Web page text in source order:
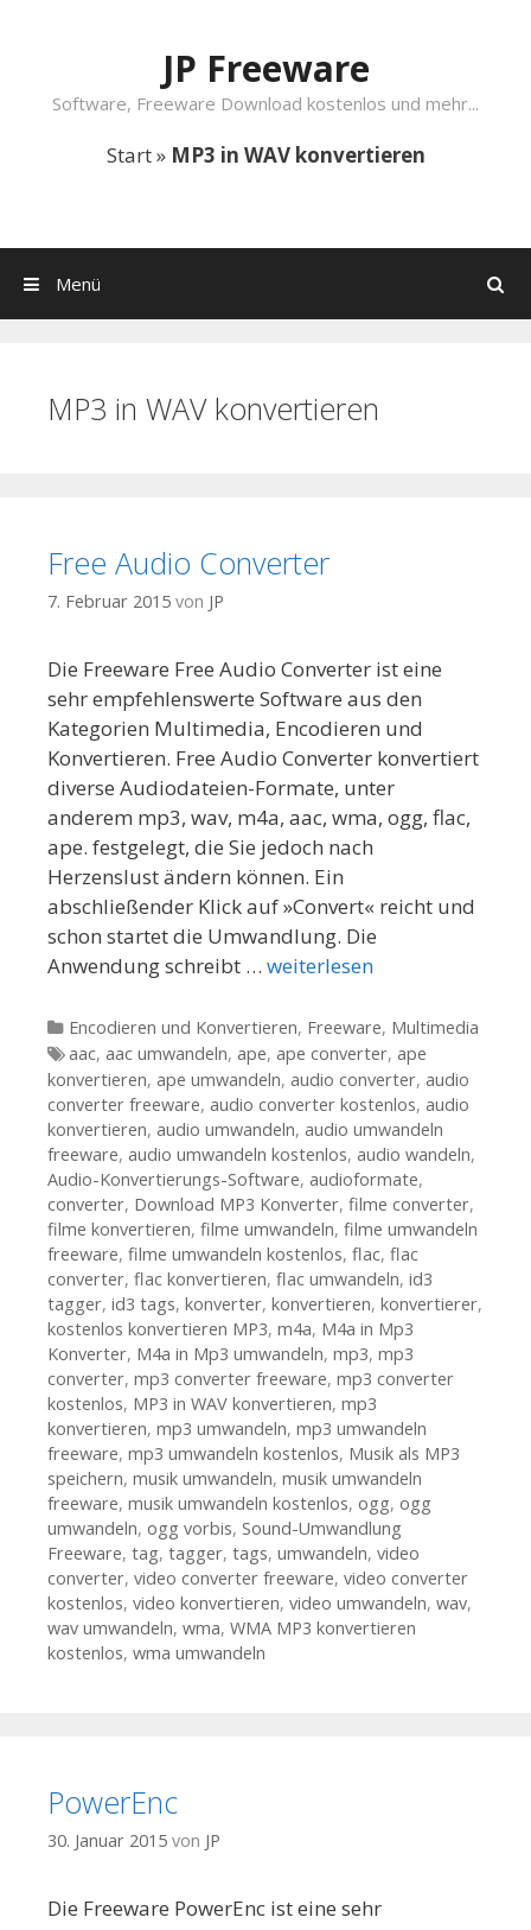
JP Freeware
Software, Freeware Download kostenlos und mehr...
Start» MP3 in WAV konvertieren
Suchen
Menü
MP3 in WAV konvertieren
Free Audio Converter
7. Februar 2015 von JP
Die Freeware Free Audio Converter ist eine
sehr empfehlenswerte Software aus den
Kategorien Multimedia, Encodieren und
Konvertieren. Free Audio Converter konvertiert
diverse Audiodateien-Formate, unter
anderem mp3, wav, m4a, aac, wma, ogg, flac,
ape. festgelegt, die Sie jedoch nach
Herzenslust ändern können. Ein
abschließender Klick auf »Convert« reicht und
schon startet die Umwandlung. Die
Anwendung schreibt … weiterlesen
Kategorien
Encodieren und Konvertieren, Freeware, Multimedia
Tags
aac, aac umwandeln, ape, ape converter, ape
konvertieren, ape umwandeln, audio converter, audio
converter freeware, audio converter kostenlos, audio
konvertieren, audio umwandeln, audio umwandeln
freeware, audio umwandeln kostenlos, audio wandeln,
Audio-Konvertierungs-Software, audioformate,
converter, Download MP3 Konverter, filme converter,
filme konvertieren, filme umwandeln, filme umwandeln
freeware, filme umwandeln kostenlos, flac, flac
converter, flac konvertieren, flac umwandeln, id3
tagger, id3 tags, konverter, konvertieren, konvertierer,
kostenlos konvertieren MP3, m4a, M4a in Mp3
Konverter, M4a in Mp3 umwandeln, mp3, mp3
converter, mp3 converter freeware, mp3 converter
kostenlos, MP3 in WAV konvertieren, mp3
konvertieren, mp3 umwandeln, mp3 umwandeln
freeware, mp3 umwandeln kostenlos, Musik als MP3
speichern, musik umwandeln, musik umwandeln
freeware, musik umwandeln kostenlos, ogg, ogg
umwandeln, ogg vorbis, Sound-Umwandlung
Freeware, tag, tagger, tags, umwandeln, video
converter, video converter freeware, video converter
kostenlos, video konvertieren, video umwandeln, wav,
wav umwandeln, wma, WMA MP3 konvertieren
kostenlos, wma umwandeln
PowerEnc
30. Januar 2015 von JP
Die Freeware PowerEnc ist eine sehr